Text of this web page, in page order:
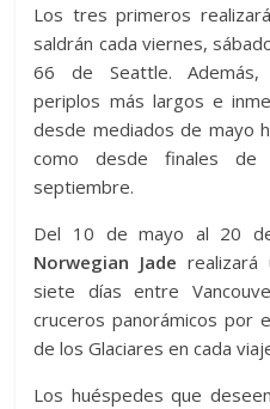
Los tres primeros
saldrán cada viernes,
66 de Seattle. Además,
periplos más largos e
desde mediados de mayo
como desde finales
septiembre.
Del 10 de mayo al 20
Norwegian Jade
siete días entre
cruceros panorámicos por
de los Glaciares en cada
Los huéspedes que